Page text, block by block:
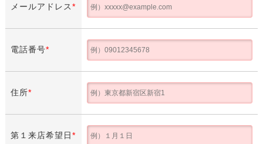
メールアドレス*
電話番号*
住所*
第１来店希望日*